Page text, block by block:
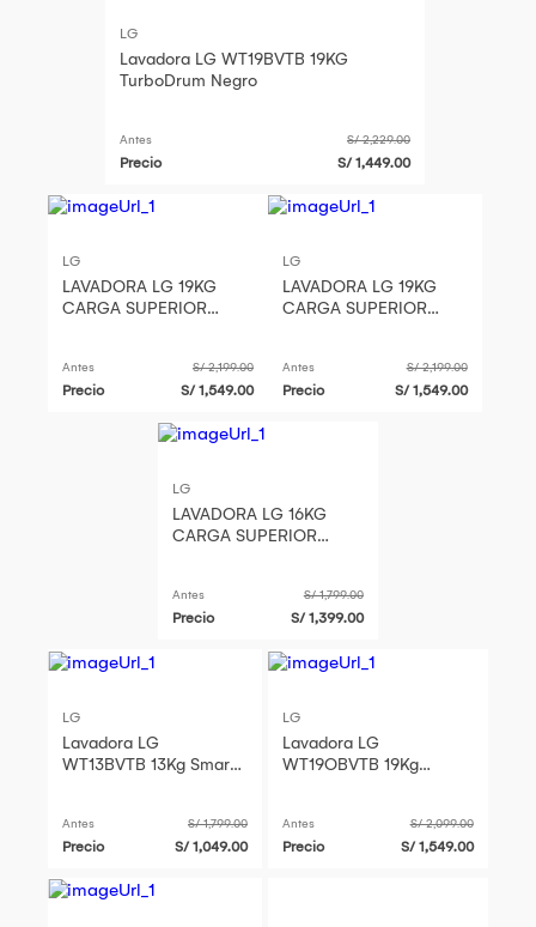
LG
Lavadora LG WT19BVTB 19KG
TurboDrum Negro
Antes S/ 2,229.00
Precio S/ 1,449.00
LG
LAVADORA LG 19KG
CARGA SUPERIOR
Antes S/ 2,199.00
Precio S/ 1,549.00
LG
LAVADORA LG 19KG
CARGA SUPERIOR
Antes S/ 2,199.00
Precio S/ 1,549.00
LG
LAVADORA LG 16KG
CARGA SUPERIOR
Antes S/ 1,799.00
Precio S/ 1,399.00
LG
Lavadora LG
WT13BVTB 13Kg Smart
Antes S/ 1,799.00
Precio S/ 1,049.00
LG
Lavadora LG
WT19OBVTB 19Kg
Antes S/ 2,099.00
Precio S/ 1,549.00